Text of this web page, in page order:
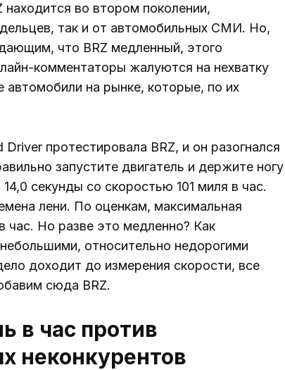
во втором поколении,
так и от автомобильных СМИ. Но,
что BRZ медленный, этого
комментаторы жалуются на нехватку
на рынке, которые, по их
протестировала BRZ, и он разогнался
запустите двигатель и держите ногу
секунды со скоростью 101 миля в час.
лени. По оценкам, максимальная
час. Но разве это медленно? Как
относительно недорогими
доходит до измерения скорости, все
сюда BRZ.
в час против
неконкурентов